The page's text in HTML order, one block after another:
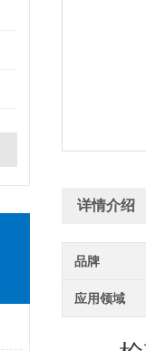
详情介绍
品牌
应用领域